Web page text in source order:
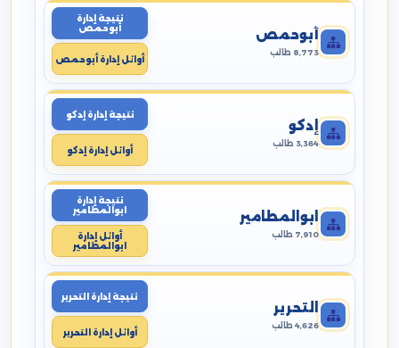
أبوحمص
8,773 طالب
نتيجة إدارة
أبوحمص
أوائل إدارة أبوحمص
إدكو
3,364 طالب
نتيجة إدارة إدكو
أوائل إدارة إدكو
ابوالمطامير
7,910 طالب
نتيجة إدارة
ابوالمطامير
أوائل إدارة
ابوالمطامير
التحرير
4,626 طالب
نتيجة إدارة التحرير
أوائل إدارة التحرير